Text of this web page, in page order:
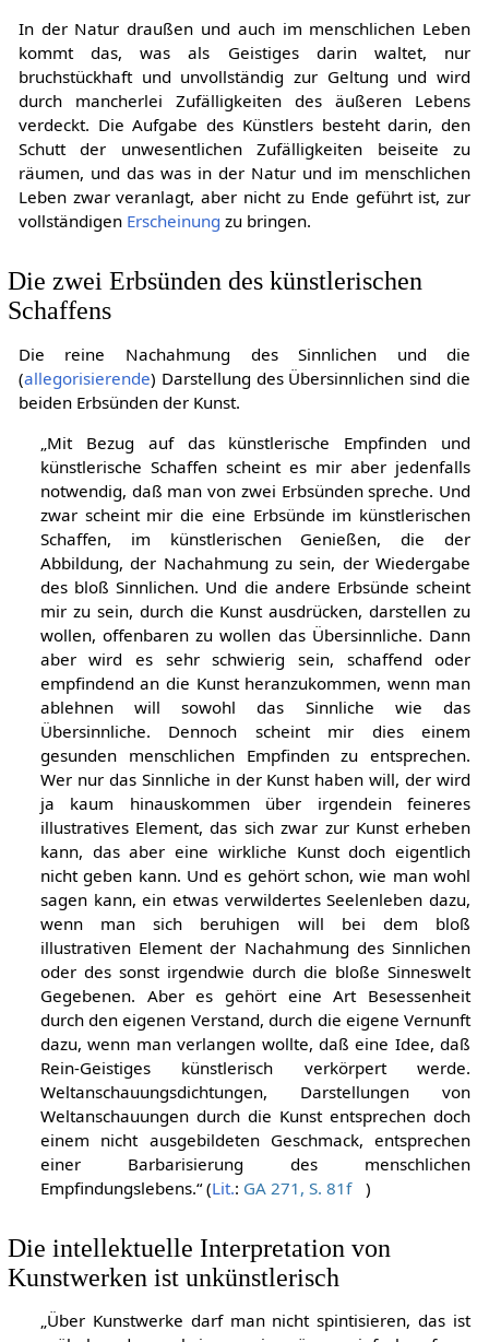
In der Natur draußen und auch im menschlichen Leben
kommt das, was als Geistiges darin waltet, nur
bruchstückhaft und unvollständig zur Geltung und wird
durch mancherlei Zufälligkeiten des äußeren Lebens
verdeckt. Die Aufgabe des Künstlers besteht darin, den
Schutt der unwesentlichen Zufälligkeiten beiseite zu
räumen, und das was in der Natur und im menschlichen
Leben zwar veranlagt, aber nicht zu Ende geführt ist, zur
vollständigen Erscheinung zu bringen.
Die zwei Erbsünden des künstlerischen
Schaffens
Die reine Nachahmung des Sinnlichen und die
(allegorisierende) Darstellung des Übersinnlichen sind die
beiden Erbsünden der Kunst.
„Mit Bezug auf das künstlerische Empfinden und
künstlerische Schaffen scheint es mir aber jedenfalls
notwendig, daß man von zwei Erbsünden spreche. Und
zwar scheint mir die eine Erbsünde im künstlerischen
Schaffen, im künstlerischen Genießen, die der
Abbildung, der Nachahmung zu sein, der Wiedergabe
des bloß Sinnlichen. Und die andere Erbsünde scheint
mir zu sein, durch die Kunst ausdrücken, darstellen zu
wollen, offenbaren zu wollen das Übersinnliche. Dann
aber wird es sehr schwierig sein, schaffend oder
empfindend an die Kunst heranzukommen, wenn man
ablehnen will sowohl das Sinnliche wie das
Übersinnliche. Dennoch scheint mir dies einem
gesunden menschlichen Empfinden zu entsprechen.
Wer nur das Sinnliche in der Kunst haben will, der wird
ja kaum hinauskommen über irgendein feineres
illustratives Element, das sich zwar zur Kunst erheben
kann, das aber eine wirkliche Kunst doch eigentlich
nicht geben kann. Und es gehört schon, wie man wohl
sagen kann, ein etwas verwildertes Seelenleben dazu,
wenn man sich beruhigen will bei dem bloß
illustrativen Element der Nachahmung des Sinnlichen
oder des sonst irgendwie durch die bloße Sinneswelt
Gegebenen. Aber es gehört eine Art Besessenheit
durch den eigenen Verstand, durch die eigene Vernunft
dazu, wenn man verlangen wollte, daß eine Idee, daß
Rein-Geistiges künstlerisch verkörpert werde.
Weltanschauungsdichtungen, Darstellungen von
Weltanschauungen durch die Kunst entsprechen doch
einem nicht ausgebildeten Geschmack, entsprechen
einer Barbarisierung des menschlichen
Empfindungslebens.“ (Lit.: GA 271, S. 81f )
Die intellektuelle Interpretation von
Kunstwerken ist unkünstlerisch
„Über Kunstwerke darf man nicht spintisieren, das ist